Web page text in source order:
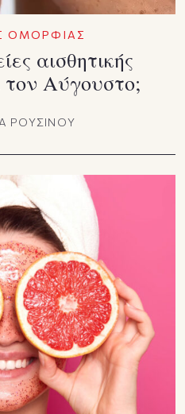
ΟΜΟΡΦΙΑΣ
αισθητικής
τον Αύγουστο;
ΡΟΥΣΙΝΟΥ